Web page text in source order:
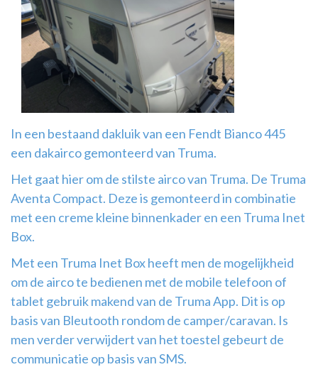
Comfort ‘
airco
Airco
montage
In een bestaand dakluik van een Fendt Bianco 445
een dakairco gemonteerd van Truma.
Het gaat hier om de stilste airco van Truma. De Truma
Aventa Compact. Deze is gemonteerd in combinatie
met een creme kleine binnenkader en een Truma Inet
Box.
Met een Truma Inet Box heeft men de mogelijkheid
om de airco te bedienen met de mobile telefoon of
tablet gebruik makend van de Truma App. Dit is op
basis van Bleutooth rondom de camper/caravan. Is
men verder verwijdert van het toestel gebeurt de
communicatie op basis van SMS.